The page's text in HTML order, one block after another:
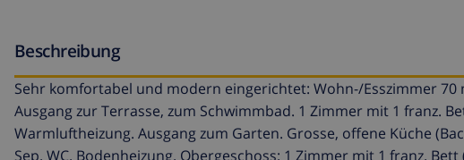
Beschreibung
Sehr komfortabel und modern eingerichtet: Wohn-/Esszimmer 70
Ausgang zur Terrasse, zum Schwimmbad. 1 Zimmer mit 1 franz.
Warmluftheizung. Ausgang zum Garten. Grosse, offene Küche
Sep. WC. Bodenheizung. Obergeschoss: 1 Zimmer mit 1 franz.